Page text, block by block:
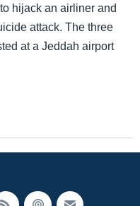
hijack an airliner and
attack. The three
at a Jeddah airport